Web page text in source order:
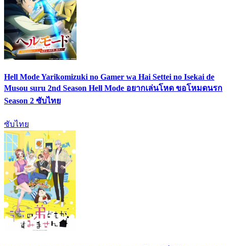
Hell Mode Yarikomizuki no Gamer wa Hai Settei no Isekai de
Musou suru 2nd Season Hell Mode อยากเล่นโหด ขอโหมดนรก
Season 2 ซับไทย
ซับไทย